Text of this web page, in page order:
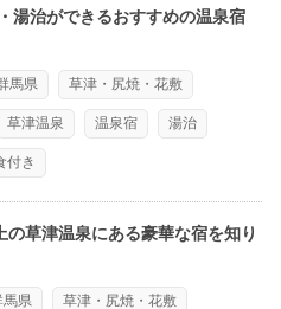
治ができるおすすめの温泉宿
馬県 草津・尻焼・花敷
草津温泉 温泉宿 湯治
付き
草津温泉にある豪華な宿を知り
馬県 草津・尻焼・花敷